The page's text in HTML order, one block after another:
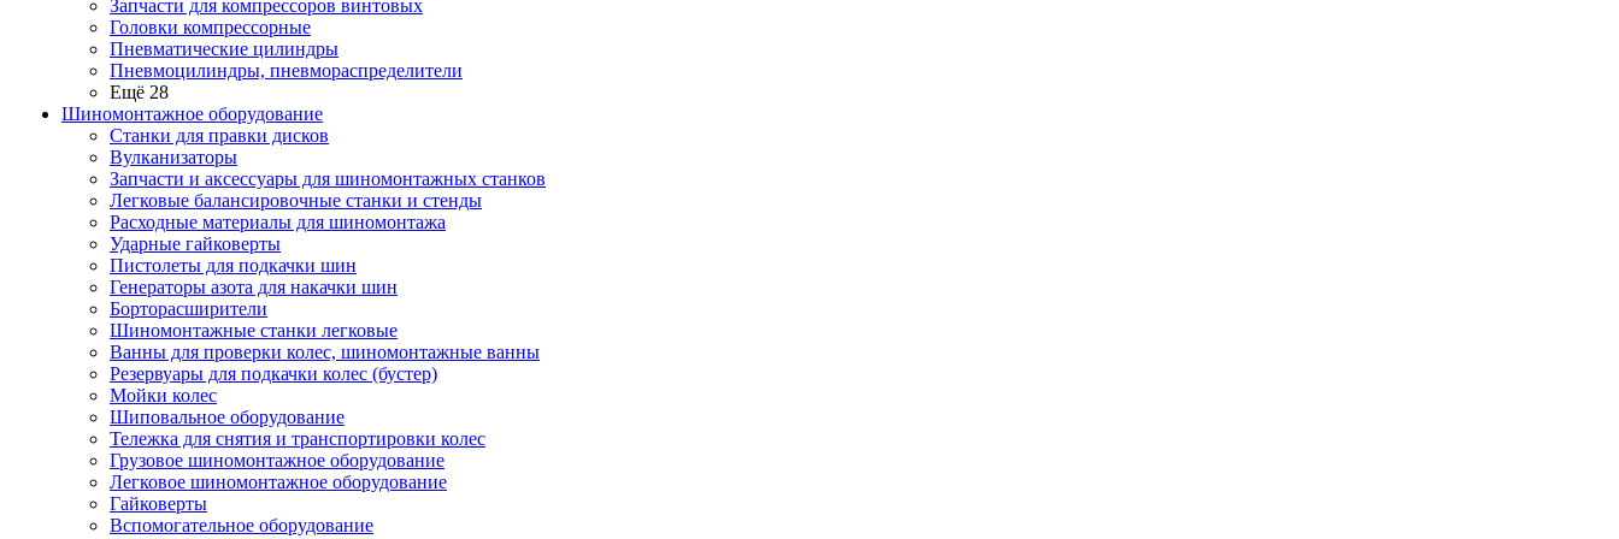
Запчасти для компрессоров винтовых
Головки компрессорные
Пневматические цилиндры
Пневмоцилиндры, пневмораспределители
Ещё 28
Шиномонтажное оборудование
Станки для правки дисков
Вулканизаторы
Запчасти и аксессуары для шиномонтажных станков
Легковые балансировочные станки и стенды
Расходные материалы для шиномонтажа
Ударные гайковерты
Пистолеты для подкачки шин
Генераторы азота для накачки шин
Борторасширители
Шиномонтажные станки легковые
Ванны для проверки колес, шиномонтажные ванны
Резервуары для подкачки колес (бустер)
Мойки колес
Шиповальное оборудование
Тележка для снятия и транспортировки колес
Грузовое шиномонтажное оборудование
Легковое шиномонтажное оборудование
Гайковерты
Вспомогательное оборудование